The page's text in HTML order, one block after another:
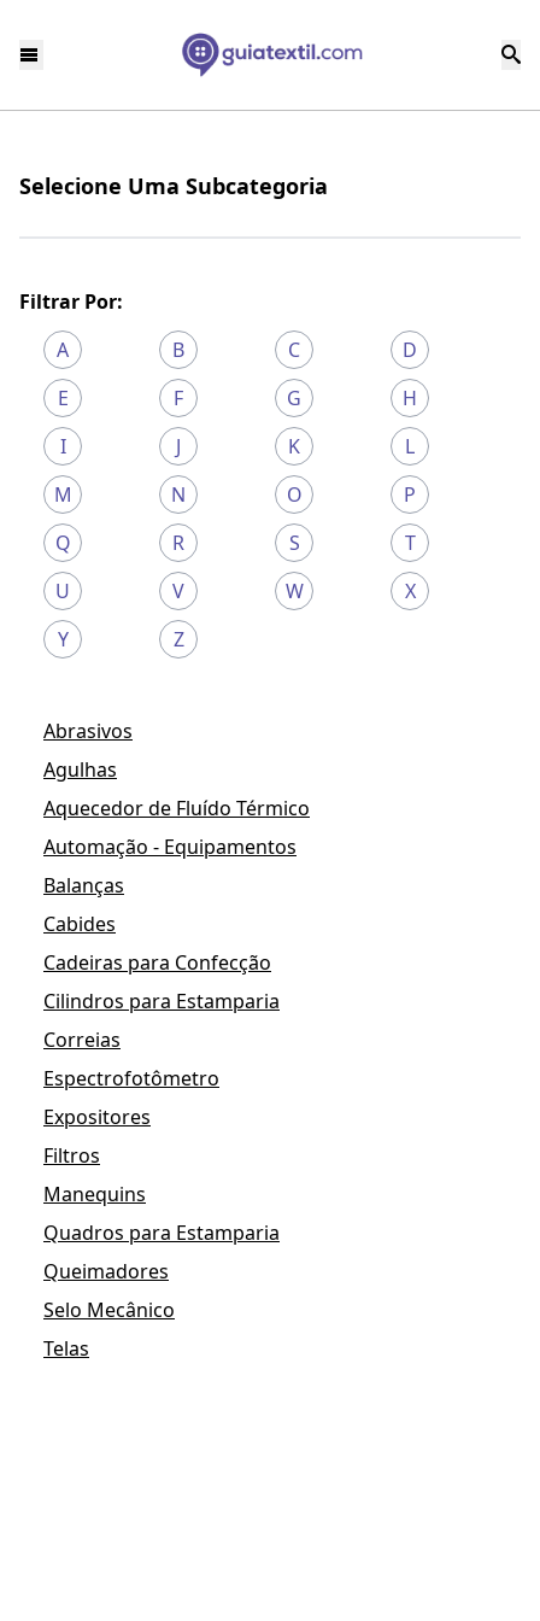
Selecione Uma Subcategoria
Filtrar Por:
A
B C
D
E
F G
H
I
J K
L
M
N O
P
Q
R S
T
U
V W
X
Y
Z
Abrasivos
Agulhas
Aquecedor de Fluído Térmico
Automação - Equipamentos
Balanças
Cabides
Cadeiras para Confecção
Cilindros para Estamparia
Correias
Espectrofotômetro
Expositores
Filtros
Manequins
Quadros para Estamparia
Queimadores
Selo Mecânico
Telas